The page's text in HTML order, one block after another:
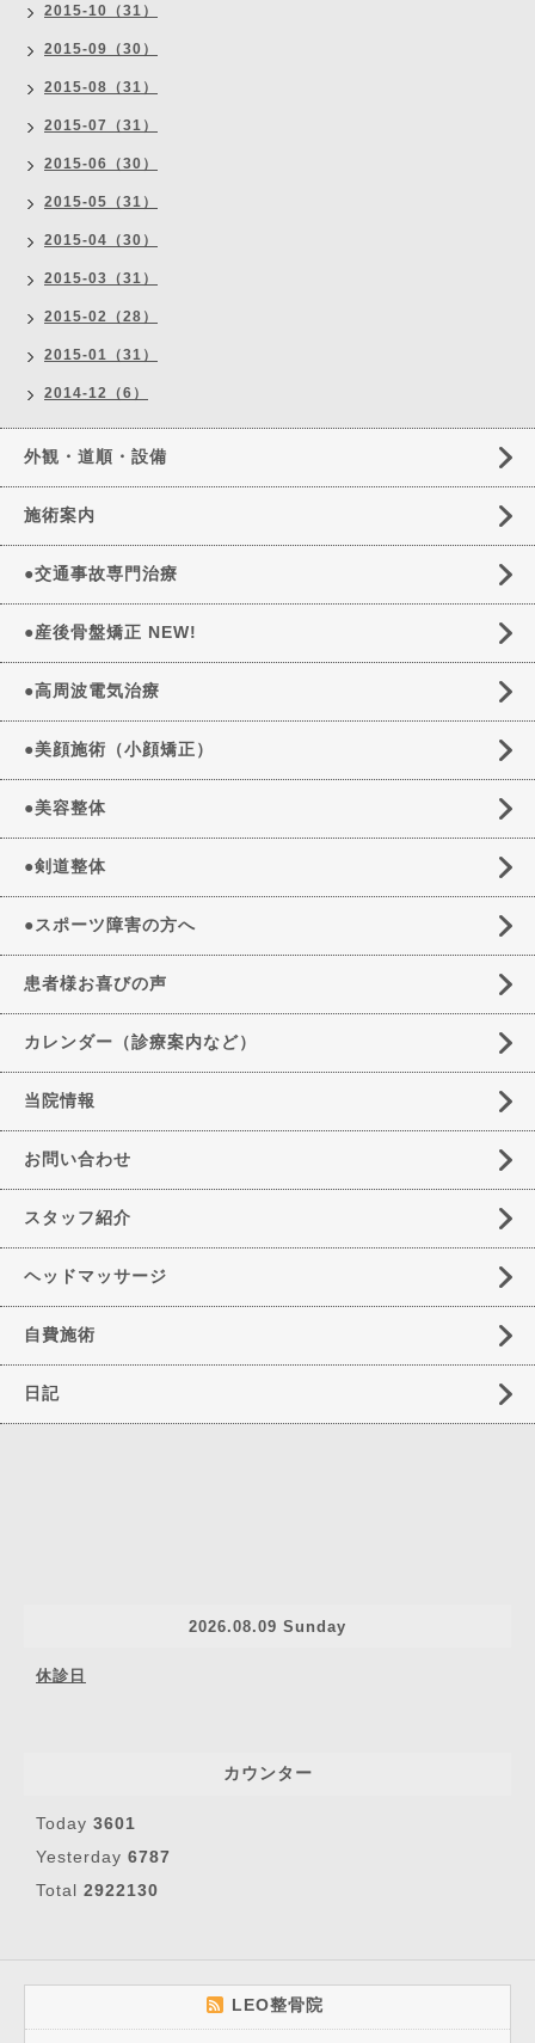
2015-10（31）
2015-09（30）
2015-08（31）
2015-07（31）
2015-06（30）
2015-05（31）
2015-04（30）
2015-03（31）
2015-02（28）
2015-01（31）
2014-12（6）
外観・道順・設備
施術案内
●交通事故専門治療
●産後骨盤矯正 NEW!
●高周波電気治療
●美顔施術（小顔矯正）
●美容整体
●剣道整体
●スポーツ障害の方へ
患者様お喜びの声
カレンダー（診療案内など）
当院情報
お問い合わせ
スタッフ紹介
ヘッドマッサージ
自費施術
日記
2026.08.09 Sunday
休診日
カウンター
Today 3601
Yesterday 6787
Total 2922130
LEO整骨院